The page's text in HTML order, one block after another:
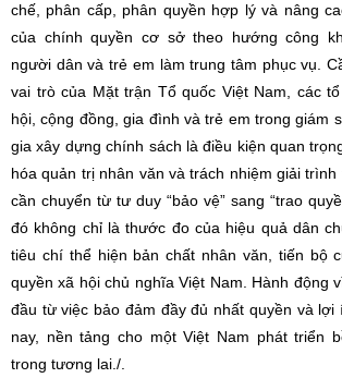
chế, phân cấp, phân quyền hợp lý và nâng
của chính quyền cơ sở theo hướng công
người dân và trẻ em làm trung tâm phục vụ.
vai trò của Mặt trận Tổ quốc Việt Nam, các
hội, cộng đồng, gia đình và trẻ em trong giám
gia xây dựng chính sách là điều kiện quan
hóa quản trị nhân văn và trách nhiệm giải trình
cần chuyển từ tư duy “bảo vệ” sang “trao
đó không chỉ là thước đo của hiệu quả dân
tiêu chí thể hiện bản chất nhân văn, tiến bộ
quyền xã hội chủ nghĩa Việt Nam. Hành động
đầu từ việc bảo đảm đầy đủ nhất quyền và lợi
nay, nền tảng cho một Việt Nam phát triển
trong tương lai./.